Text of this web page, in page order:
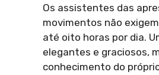
Os assistentes das
movimentos não
até oito horas por dia.
elegantes e graciosos,
conhecimento do